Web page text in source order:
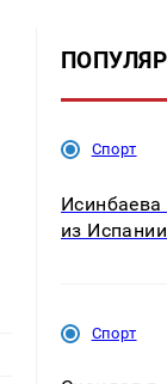
Спорт
из
Спорт